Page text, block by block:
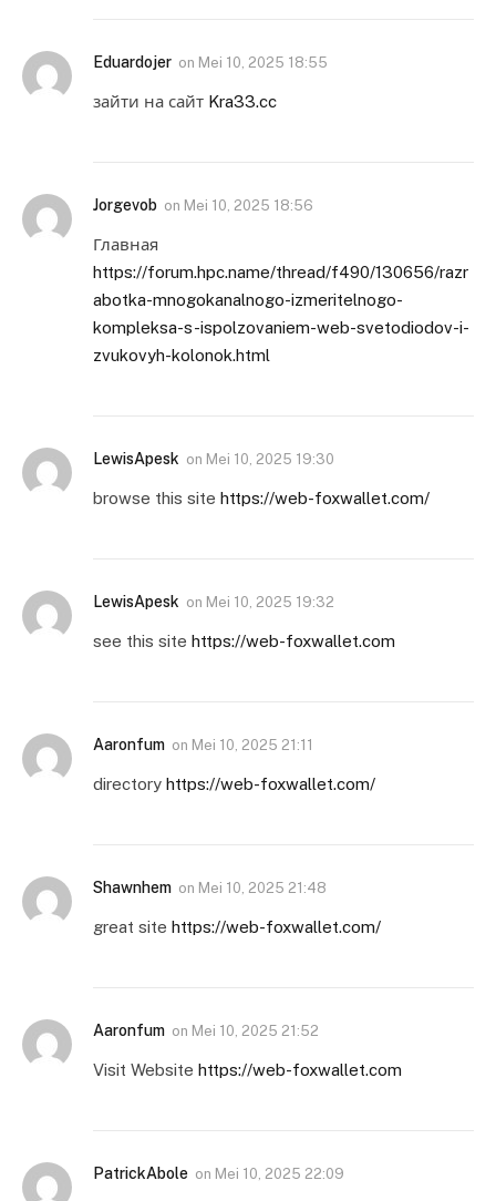
Eduardojer on Mei 10, 2025 18:55
зайти на сайт Kra33.cc
Jorgevob on Mei 10, 2025 18:56
Главная
https://forum.hpc.name/thread/f490/130656/razr
abotka-mnogokanalnogo-izmeritelnogo-
kompleksa-s-ispolzovaniem-web-svetodiodov-i-
zvukovyh-kolonok.html
LewisApesk on Mei 10, 2025 19:30
browse this site https://web-foxwallet.com/
LewisApesk on Mei 10, 2025 19:32
see this site https://web-foxwallet.com
Aaronfum on Mei 10, 2025 21:11
directory https://web-foxwallet.com/
Shawnhem on Mei 10, 2025 21:48
great site https://web-foxwallet.com/
Aaronfum on Mei 10, 2025 21:52
Visit Website https://web-foxwallet.com
PatrickAbole on Mei 10, 2025 22:09